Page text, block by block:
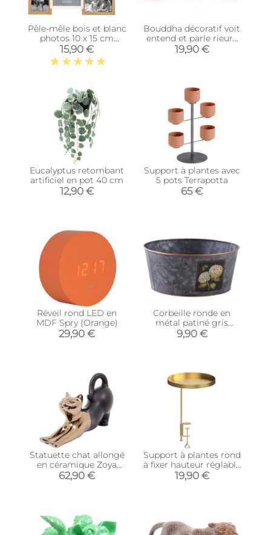
Pêle-mêle bois et blanc
photos 10 x 15 cm
Family (6 photos)
15,90 €
Bouddha décoratif voit
entend et parle rieurs
(Lot de 3)
19,90 €
Eucalyptus retombant
artificiel en pot 40 cm
12,90 €
Support à plantes avec
5 pots Terrapotta
65 €
Réveil rond LED en
MDF Spry (Orange)
29,90 €
Corbeille ronde en
métal patiné gris
Hortensia
9,90 €
Statuette chat allongé
en céramique Zoya
(Noir et or)
62,90 €
Support à plantes rond
à fixer hauteur réglable
doré (24.6 x 24 cm)
19,90 €